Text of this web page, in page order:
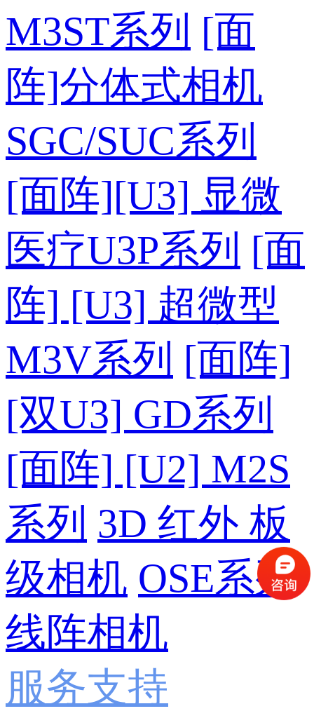
M3ST系列 [面
阵]分体式相机
SGC/SUC系列
[面阵][U3] 显微
医疗U3P系列 [面
阵] [U3] 超微型
M3V系列 [面阵]
[双U3] GD系列
[面阵] [U2] M2S
系列 3D 红外 板
级相机 OSE系列
线阵相机
服务支持